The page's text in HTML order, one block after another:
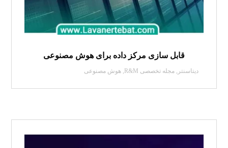
قابل سازی مرکز داده برای هوش مصنوعی
دیتاسنتر ,مجله تخصصی R&M ,هوش مصنوعی